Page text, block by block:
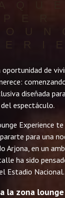
de
diseñada
espectáculo.
Experience
para una
Arjona, en un
ha sido
Estadio Nacional.
la zona lounge